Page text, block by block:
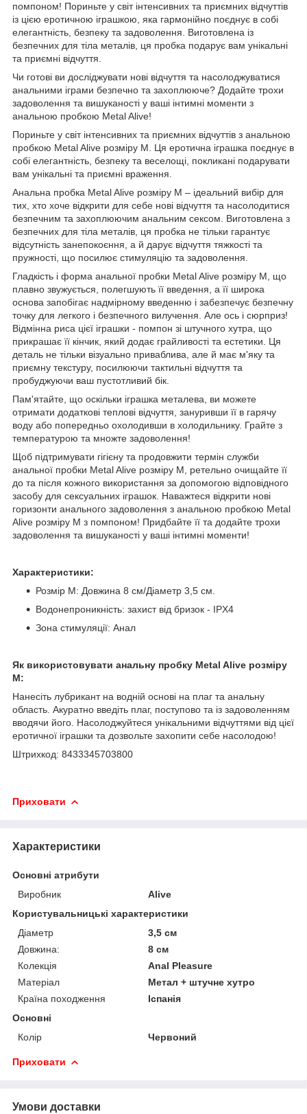
помпоном! Пориньте у світ інтенсивних та приємних відчуттів
із цією еротичною іграшкою, яка гармонійно поєднує в собі
елегантність, безпеку та задоволення. Виготовлена із
безпечних для тіла металів, ця пробка подарує вам унікальні
та приємні відчуття.
Чи готові ви досліджувати нові відчуття та насолоджуватися
анальними іграми безпечно та захоплююче? Додайте трохи
задоволення та вишуканості у ваші інтимні моменти з
анальною пробкою Metal Alive!
Пориньте у світ інтенсивних та приємних відчуттів з анальною
пробкою Metal Alive розміру M. Ця еротична іграшка поєднує в
собі елегантність, безпеку та веселощі, покликані подарувати
вам унікальні та приємні враження.
Анальна пробка Metal Alive розміру M – ідеальний вибір для
тих, хто хоче відкрити для себе нові відчуття та насолодитися
безпечним та захоплюючим анальним сексом. Виготовлена з
безпечних для тіла металів, ця пробка не тільки гарантує
відсутність занепокоєння, а й дарує відчуття тяжкості та
пружності, що посилює стимуляцію та задоволення.
Гладкість і форма анальної пробки Metal Alive розміру M, що
плавно звужується, полегшують її введення, а її широка
основа запобігає надмірному введенню і забезпечує безпечну
точку для легкого і безпечного вилучення. Але ось і сюрприз!
Відмінна риса цієї іграшки - помпон зі штучного хутра, що
прикрашає її кінчик, який додає грайливості та естетики. Ця
деталь не тільки візуально приваблива, але й має м'яку та
приємну текстуру, посилюючи тактильні відчуття та
пробуджуючи ваш пустотливий бік.
Пам'ятайте, що оскільки іграшка металева, ви можете
отримати додаткові теплові відчуття, зануривши її в гарячу
воду або попередньо охолодивши в холодильнику. Грайте з
температурою та множте задоволення!
Щоб підтримувати гігієну та продовжити термін служби
анальної пробки Metal Alive розміру M, ретельно очищайте її
до та після кожного використання за допомогою відповідного
засобу для сексуальних іграшок. Наважтеся відкрити нові
горизонти анального задоволення з анальною пробкою Metal
Alive розміру M з помпоном! Придбайте її та додайте трохи
задоволення та вишуканості у ваші інтимні моменти!
Характеристики:
Розмір M: Довжина 8 см/Діаметр 3,5 см.
Водонепроникність: захист від бризок - IPX4
Зона стимуляції: Анал
Як використовувати анальну пробку Metal Alive розміру
M:
Нанесіть лубрикант на водній основі на плаг та анальну
область. Акуратно введіть плаг, поступово та із задоволенням
вводячи його. Насолоджуйтеся унікальними відчуттями від цієї
еротичної іграшки та дозвольте захопити себе насолодою!
Штрихкод: 8433345703800
Приховати
Характеристики
Основні атрибути
Виробник
Alive
Користувальницькі характеристики
Діаметр
3,5 см
Довжина:
8 см
Колекція
Anal Pleasure
Матеріал
Метал + штучне хутро
Країна походження
Іспанія
Основні
Колір
Червоний
Приховати
Умови доставки